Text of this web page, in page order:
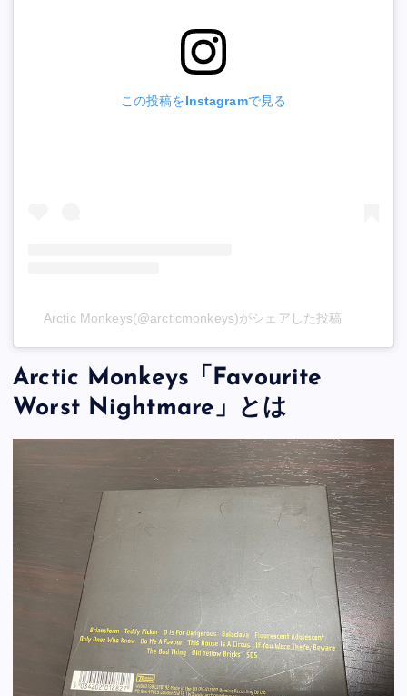
この投稿をInstagramで見る
Arctic Monkeys(@arcticmonkeys)がシェアした投稿
Arctic Monkeys「Favourite
Worst Nightmare」とは